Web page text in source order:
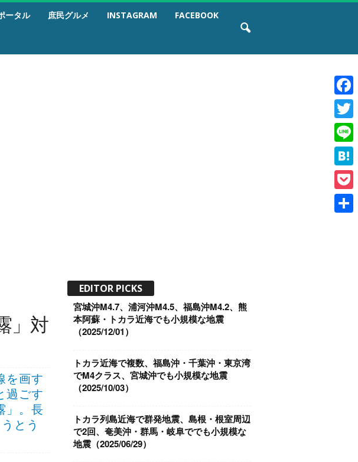
ータル 庶民グルメ INSTAGRAM FACEBOOK
」対
を画す
過ごす
」。長
とう
EDITOR PICKS
宮城沖M4.7、浦河沖M4.5、福島沖M4.2、熊
本阿蘇・トカラ近海でも小規模な地震
（2025/12/01）
トカラ近海で複数、福島沖・千葉沖・東京湾
でM4クラス、宮城沖でも小規模な地震
（2025/10/03）
トカラ列島近海で群発地震、島根・根室周辺
で2回、奄美沖・群馬・岐阜ででも小規模な
地震（2025/06/29）
F
a
c
e
b
o
o
k
T
w
i
t
t
e
r
L
n
e
H
a
t
e
P